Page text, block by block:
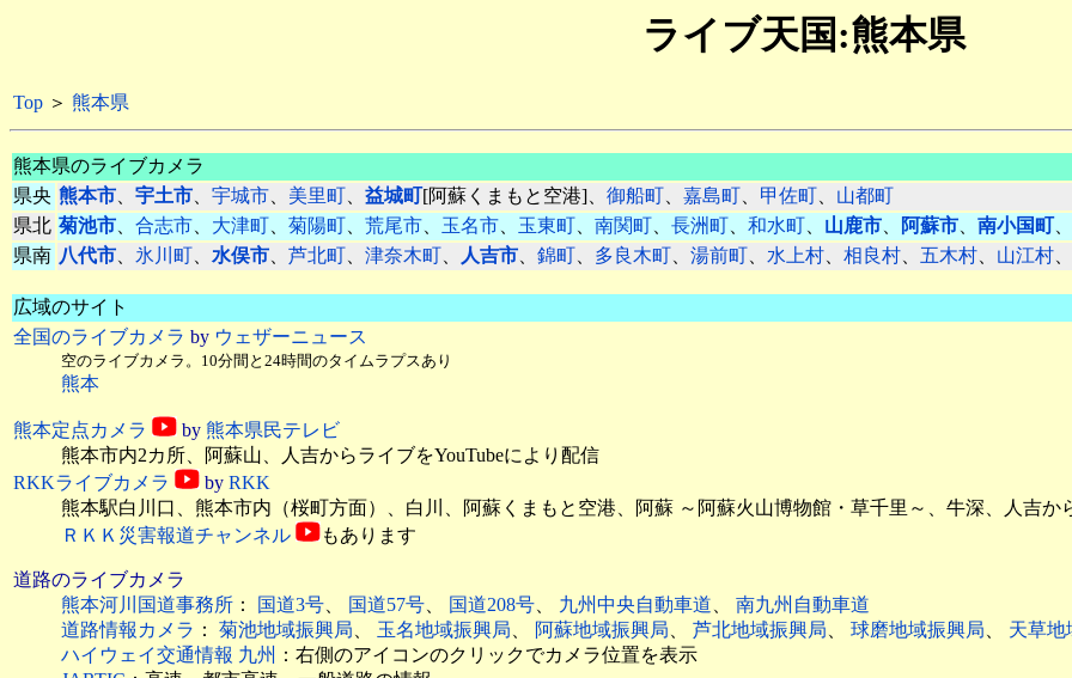
ライブ天国:熊本県
Top ＞ 熊本県
熊本県のライブカメラ
県央 熊本市、 宇土市、 宇城市、 美里町、 益城町[阿蘇くまもと空港]、 御船町、 嘉島町、 甲佐町、 山都町
県北 菊池市、 合志市、 大津町、 菊陽町、 荒尾市、 玉名市、 玉東町、 南関町、 長洲町、 和水町、 山鹿市、 阿蘇市、 南小国町、
県南 八代市、 氷川町、 水俣市、 芦北町、 津奈木町、 人吉市、 錦町、 多良木町、 湯前町、 水上村、 相良村、 五木村、 山江村、
広域のサイト
全国のライブカメラ by ウェザーニュース
空のライブカメラ。10分間と24時間のタイムラプスあり
熊本
熊本定点カメラ by 熊本県民テレビ
熊本市内2カ所、阿蘇山、人吉からライブをYouTubeにより配信
RKKライブカメラ
by RKK
熊本駅白川口、熊本市内（桜町方面）、白川、阿蘇くまもと空港、阿蘇 ～阿蘇火山博物館・草千里～、牛深、人吉か
ＲＫＫ災害報道チャンネル
もあります
道路のライブカメラ
熊本河川国道事務所 ： 国道3号、 国道57号、 国道208号、 九州中央自動車道、 南九州自動車道
道路情報カメラ ： 菊池地域振興局、 玉名地域振興局、 阿蘇地域振興局、 芦北地域振興局、 球磨地域振興局、 天草地
ハイウェイ交通情報 九州 ：右側のアイコンのクリックでカメラ位置を表示